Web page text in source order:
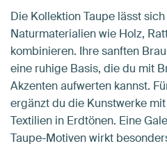
Die Kollektion Taupe lässt
Naturmaterialien wie Holz,
kombinieren. Ihre sanften
eine ruhige Basis, die du mit
Akzenten aufwerten kannst.
ergänzt du die Kunstwerke
Textilien in Erdtönen. Eine
Taupe-Motiven wirkt